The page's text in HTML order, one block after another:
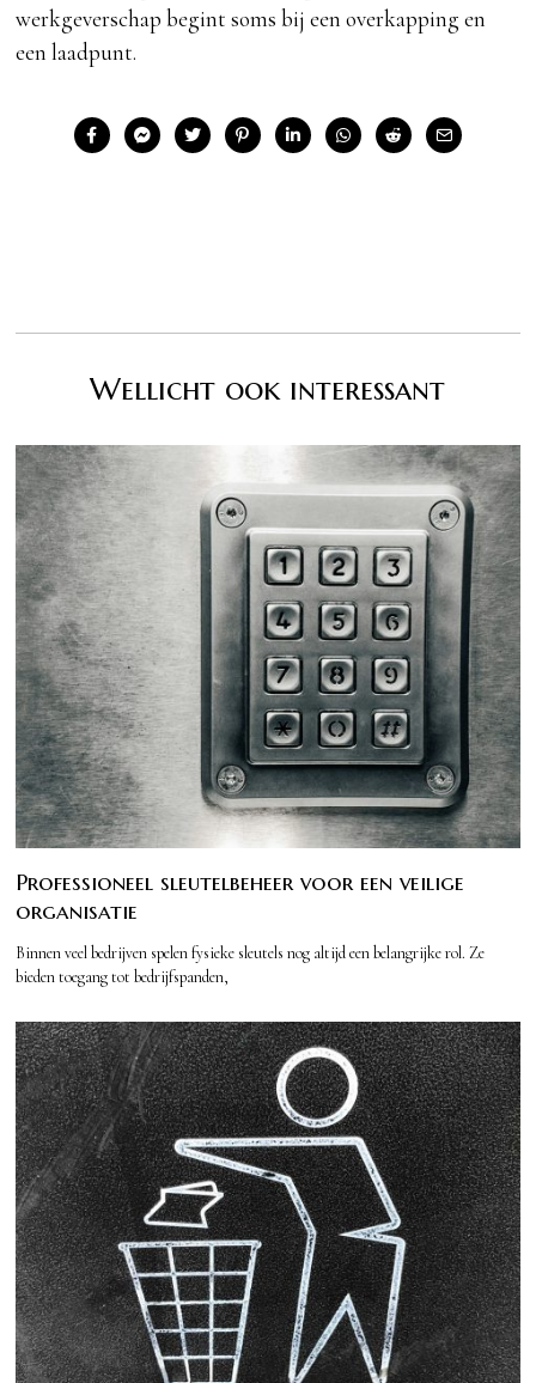
werkgeverschap begint soms bij een overkapping en
een laadpunt.
Wellicht ook interessant
Professioneel sleutelbeheer voor een veilige
organisatie
Binnen veel bedrijven spelen fysieke sleutels nog altijd een belangrijke rol. Ze
bieden toegang tot bedrijfspanden,